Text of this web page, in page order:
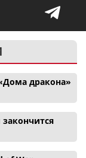
дракона»